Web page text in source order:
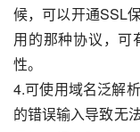
候，可以开通SSL
用的那种协议，可
性。
4.可使用域名泛解
的错误输入导致无